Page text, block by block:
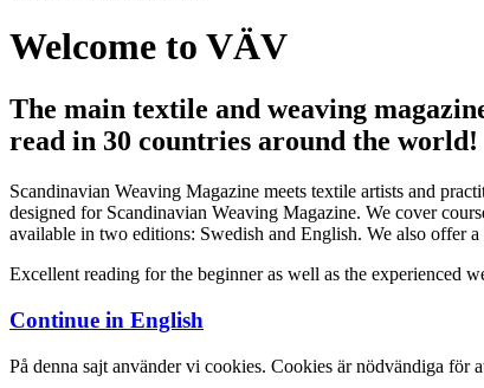
Welcome to VÄV
The main textile and weaving
read in 30 countries around the world!
Scandinavian Weaving Magazine meets textile artists and
designed for Scandinavian Weaving Magazine. We cover
available in two editions: Swedish and English. We also offer
Excellent reading for the beginner as well as the experienced
Continue in English
På denna sajt använder vi cookies. Cookies är nödvändiga för